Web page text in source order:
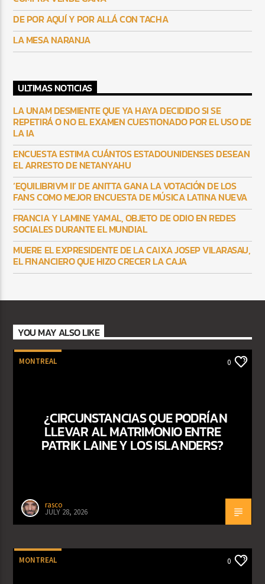
DE POR AQUÍ Y POR ALLÁ CON TACHA
LA MESA NARANJA
ULTIMAS NOTICIAS
LA UNAM DESMIENTE QUE YA HAYA DECIDIDO SI SE
REPETIRÁ O NO EL EXAMEN CUESTIONADO POR EL USO DE
LA IA
ENCUESTA ESTIMA CUÁNTOS ESTADOUNIDENSES DESEAN
EL ARRESTO DE NETANYAHU
‘EQUILIBRIVM II’ DE ANITTA GANA LA VOTACIÓN DE LOS
FANS COMO MEJOR ENCUESTA DE MÚSICA LATINA NUEVA
FRANCIA Y LAMINE YAMAL, OBJETO DE ODIO EN REDES
SOCIALES DURANTE EL MUNDIAL
MUERE EL EXPRESIDENTE DE LA CAIXA JOSEP VILARASAU,
EL FINANCIERO QUE HIZO CRECER LA CAJA
YOU MAY ALSO LIKE
MONTREAL 0
¿CIRCUNSTANCIAS QUE PODRÍAN
LLEVAR AL MATRIMONIO ENTRE
PATRIK LAINE Y LOS ISLANDERS?
rasco
JULY 28, 2026
MONTREAL 0